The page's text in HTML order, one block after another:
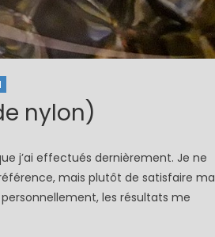
nylon)
j’ai effectués dernièrement. Je ne
mais plutôt de satisfaire ma
les résultats me